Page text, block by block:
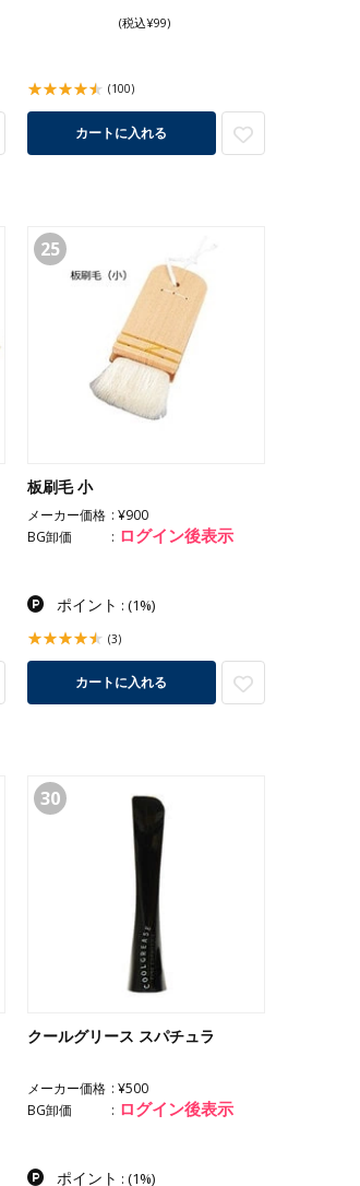
(税込¥99)
(100)
カートに入れる
25
板刷毛 小
メーカー価格
¥900
BG卸価
ログイン後表示
ポイント : (1%)
(3)
カートに入れる
30
クールグリース スパチュラ
メーカー価格
¥500
BG卸価
ログイン後表示
ポイント : (1%)